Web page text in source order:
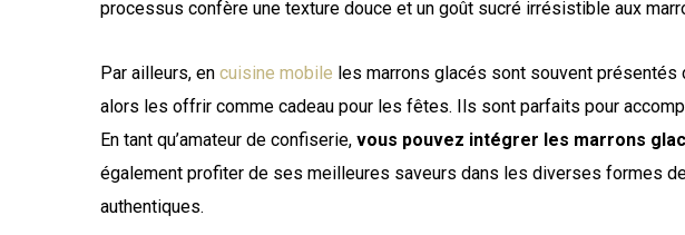
processus confère une texture douce et un goût sucré irrésistible aux
Par ailleurs, en cuisine mobile les marrons glacés sont souvent
alors les offrir comme cadeau pour les fêtes. Ils sont parfaits pour
En tant qu’amateur de confiserie, vous pouvez intégrer les marrons
également profiter de ses meilleures saveurs dans les diverses formes
authentiques.